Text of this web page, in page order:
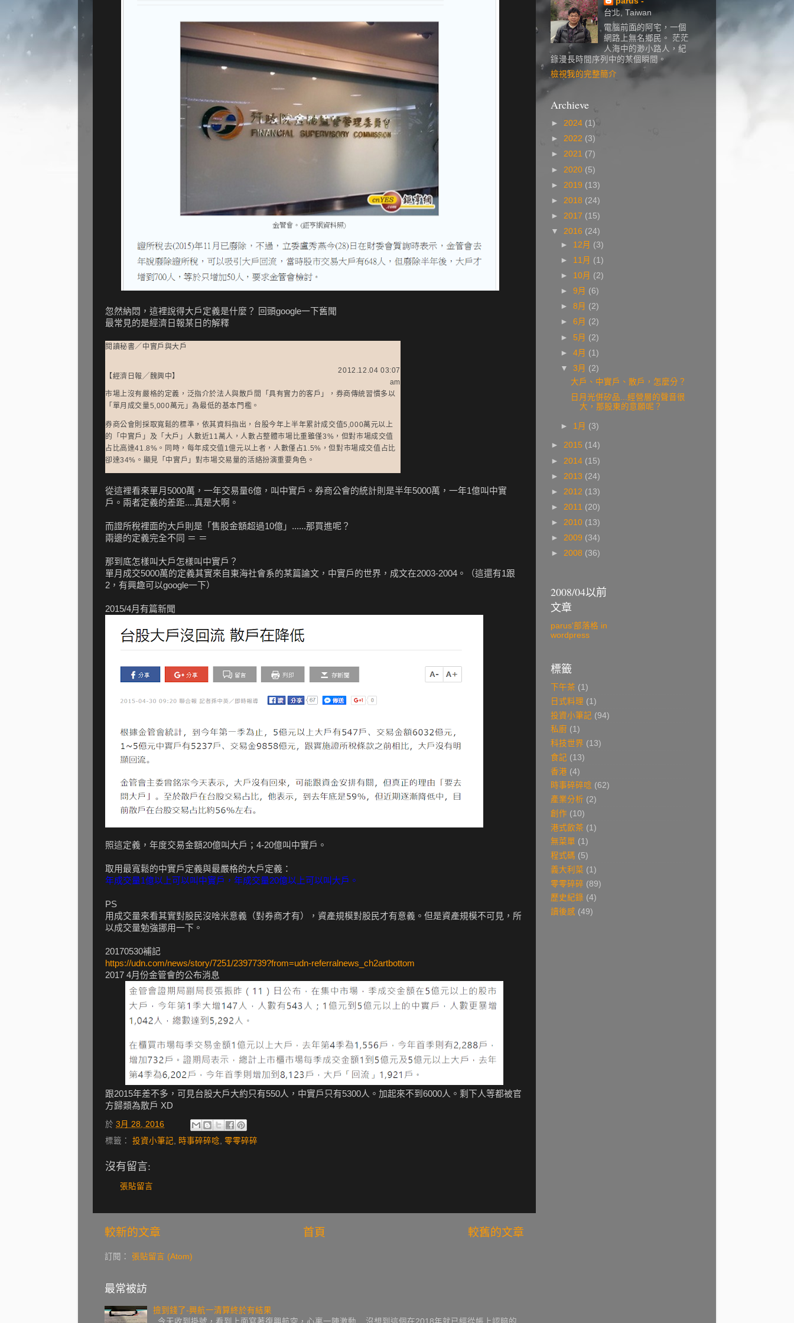
忽然納悶，這裡說得大戶定義是什麼？ 回頭google一下舊聞
最常見的是經濟日報某日的解釋
閱讀秘書／中實戶與大戶
【經濟日報╱魏興中】
2012.12.04 03:07
am
市場上沒有嚴格的定義，泛指介於法人與散戶間「具有實力的客戶」，券商傳統習慣多以
「單月成交量5,000萬元」為最低的基本門檻。
券商公會則採取寬鬆的標準，依其資料指出，台股今年上半年累計成交值5,000萬元以上
的「中實戶」及「大戶」人數近11萬人，人數占整體市場比重雖僅3%，但對市場成交值
占比高達41.8%。同時，每年成交值1億元以上者，人數僅占1.5%，但對市場成交值占比
卻達34%。顯見「中實戶」對市場交易量的活絡扮演重要角色。
從這裡看來單月5000萬，一年交易量6億，叫中實戶。券商公會的統計則是半年5000萬，一年1億叫中實
戶。兩者定義的差距....真是大啊。
而證所稅裡面的大戶則是「售股金額超過10億」......那買進呢？
兩邊的定義完全不同 ＝ ＝
那到底怎樣叫大戶怎樣叫中實戶？
單月成交5000萬的定義其實來自東海社會系的某篇論文，中實戶的世界，成文在2003-2004。（這還有1跟
2，有興趣可以google一下）
2015/4月有篇新聞
照這定義，年度交易金額20億叫大戶；4-20億叫中實戶。
取用最寬鬆的中實戶定義與最嚴格的大戶定義：
年成交量1億以上可以叫中實戶，年成交量20億以上可以叫大戶。
PS
用成交量來看其實對股民沒啥米意義（對券商才有），資產規模對股民才有意義。但是資產規模不可見，所
以成交量勉強挪用一下。
20170530補記
https://udn.com/news/story/7251/2397739?from=udn-referralnews_ch2artbottom
2017 4月份金管會的公布消息
跟2015年差不多，可見台股大戶大約只有550人，中實戶只有5300人。加起來不到6000人。剩下人等都被官
方歸類為散戶 XD
於 3月 28, 2016
標籤： 投資小筆記, 時事碎碎唸, 零零碎碎
沒有留言:
張貼留言
較新的文章 較舊的文章
首頁
訂閱： 張貼留言 (Atom)
最常被訪
撿到錢了-興航一清算終於有結果
台北, Taiwan
電腦前面的阿宅，一個
網路上無名鄉民。 茫茫
人海中的渺小路人，紀
錄漫長時間序列中的某個瞬間。
檢視我的完整簡介
Archieve
► 2024 (1)
► 2022 (3)
► 2021 (7)
► 2020 (5)
► 2019 (13)
► 2018 (24)
► 2017 (15)
▼ 2016 (24)
► 12月 (3)
► 11月 (1)
► 10月 (2)
►9月 (6)
►8月 (2)
►6月 (2)
► 5月 (2)
►4月 (1)
▼3月 (2)
大戶、中實戶、散戶，怎麼分？
日月光併矽品...經營層的聲音很
大，那股東的意願呢？
► 1月 (3)
► 2015 (14)
► 2014 (15)
► 2013 (24)
► 2012 (13)
► 2011 (20)
► 2010 (13)
► 2009 (34)
► 2008 (36)
2008/04以前
文章
parus'部落格 in
wordpress
標籤
下午茶 (1)
日式料理 (1)
投資小筆記 (94)
私廚 (1)
科技世界 (13)
食記 (13)
香港 (4)
時事碎碎唸 (62)
產業分析 (2)
創作 (10)
港式飲茶 (1)
無菜單 (1)
程式碼 (5)
義大利菜 (1)
零零碎碎 (89)
歷史紀錄 (4)
讀後感 (49)